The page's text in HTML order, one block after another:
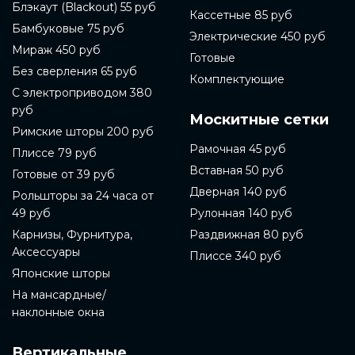
определиться с материалом. Готовые рольшторы
могут быть изготовлены из ткани, металла, пластика
или дерева. В зависимости от выбранного
материала, шторы могут выполнять разные
функции. Например, готовые рольшторы из ткани
могут создать уютную атмосферу, а металлические
готовые рольшторы могут быть более прочными и
защищать от солнечного света.
Также стоит обратить внимание на систему
управления рольштором. Они могут быть
управляемыми механически, электрически или
дистанционно с помощью специальной системы.
Кроме того, готовые рольшторы могут быть
однотонными или иметь различный декоративный
рисунок, такой как жаккард, вишневый, малиновый
или бордовый цвет.
Если вы выбираете готовые рольшторы для дома,
то стоит обратить внимание на их ширину и высоту.
Готовые рольшторы должны быть подходящими
для размеров окна, чтобы их установка была
Блэкаут (Blackout) 55 руб
Бамбуковые 75 руб
Мираж 450 руб
Без сверления 65 руб
С электроприводом 380
руб
Римские шторы 200 руб
Плиссе 79 руб
Готовые от 39 руб
Рольшторы за 24 часа от
49 руб
Карнизы, Фурнитура,
Аксессуары
Японские шторы
На мансардные/
наклонные окна
Кассетные 85 руб
Электрические 450 руб
Готовые
Комплектующие
Москитные сетки
Рамочная 45 руб
Вставная 50 руб
Дверная 140 руб
Рулонная 140 руб
Раздвижная 80 руб
Плиссе 340 руб